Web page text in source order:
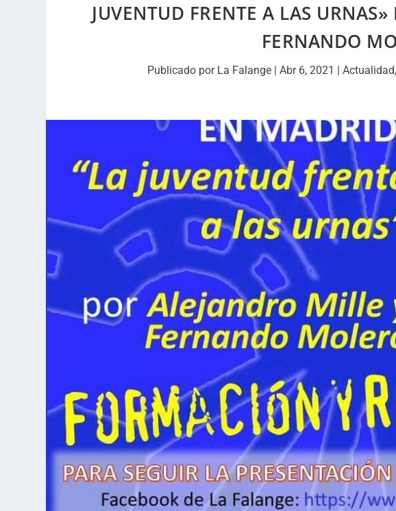
JUVENTUD FRENTE A LAS
FERNANDO
Publicado por La Falange |Abr 6, 2021 |Actualidad